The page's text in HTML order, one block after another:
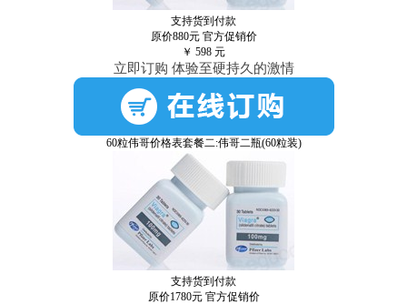
支持货到付款
原价880元 官方促销价
￥ 598 元
立即订购 体验至硬持久的激情
60粒伟哥价格表套餐二:伟哥二瓶(60粒装)
支持货到付款
原价1780元 官方促销价